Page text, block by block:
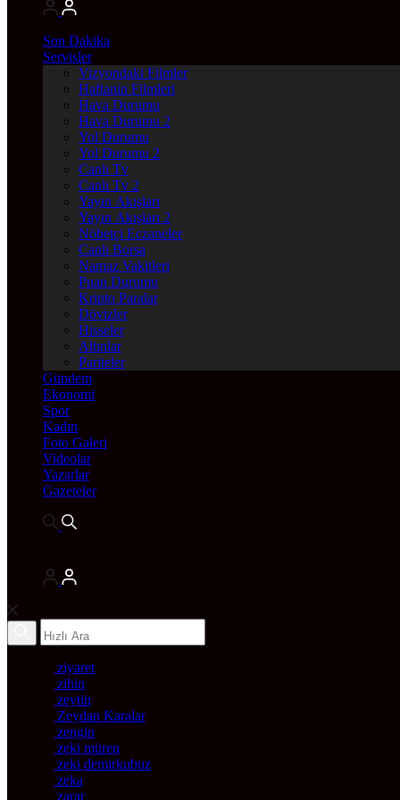
Son Dakika
Servisler
Vizyondaki Filmler
Haftanin Filmleri
Hava Durumu
Hava Durumu 2
Yol Durumu
Yol Durumu 2
Canlı Tv
Canlı Tv 2
Yayın Akışları
Yayın Akışları 2
Nöbetçi Eczaneler
Canlı Borsa
Namaz Vakitleri
Puan Durumu
Kripto Paralar
Dövizler
Hisseler
Altınlar
Pariteler
Gündem
Ekonomi
Spor
Kadın
Foto Galeri
Videolar
Yazarlar
Gazeteler
ziyaret
zihin
zeytin
Zeydan Karalar
zengin
zeki müren
zeki demirkubuz
zeka
zarar